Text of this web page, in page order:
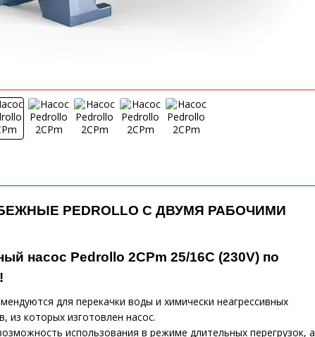
PEDROLLO С ДВУМЯ РАБОЧИМИ
насос Pedrollo 2CPm 25/16C (230V) по
для перекачки воды и химически неагрессивных
из которых изготовлен насос.
использования в режиме длительных перегрузок, а